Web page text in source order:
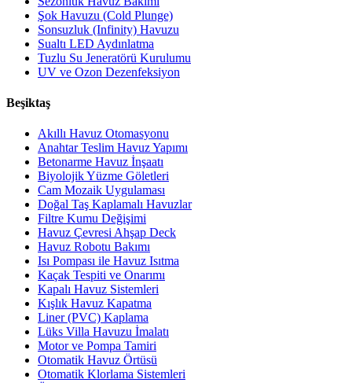
Şok Havuzu (Cold Plunge)
Sonsuzluk (Infinity) Havuzu
Sualtı LED Aydınlatma
Tuzlu Su Jeneratörü Kurulumu
UV ve Ozon Dezenfeksiyon
Beşiktaş
Akıllı Havuz Otomasyonu
Anahtar Teslim Havuz Yapımı
Betonarme Havuz İnşaatı
Biyolojik Yüzme Göletleri
Cam Mozaik Uygulaması
Doğal Taş Kaplamalı Havuzlar
Filtre Kumu Değişimi
Havuz Çevresi Ahşap Deck
Havuz Robotu Bakımı
Isı Pompası ile Havuz Isıtma
Kaçak Tespiti ve Onarımı
Kapalı Havuz Sistemleri
Kışlık Havuz Kapatma
Liner (PVC) Kaplama
Lüks Villa Havuzu İmalatı
Motor ve Pompa Tamiri
Otomatik Havuz Örtüsü
Otomatik Klorlama Sistemleri